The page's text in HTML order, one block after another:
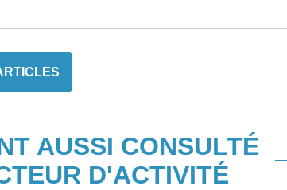
AUSSI CONSULTÉ
D'ACTIVITÉ